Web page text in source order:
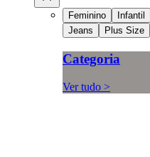
Feminino Infantil
Jeans
Plus Size
Categoria
Ver tudo >